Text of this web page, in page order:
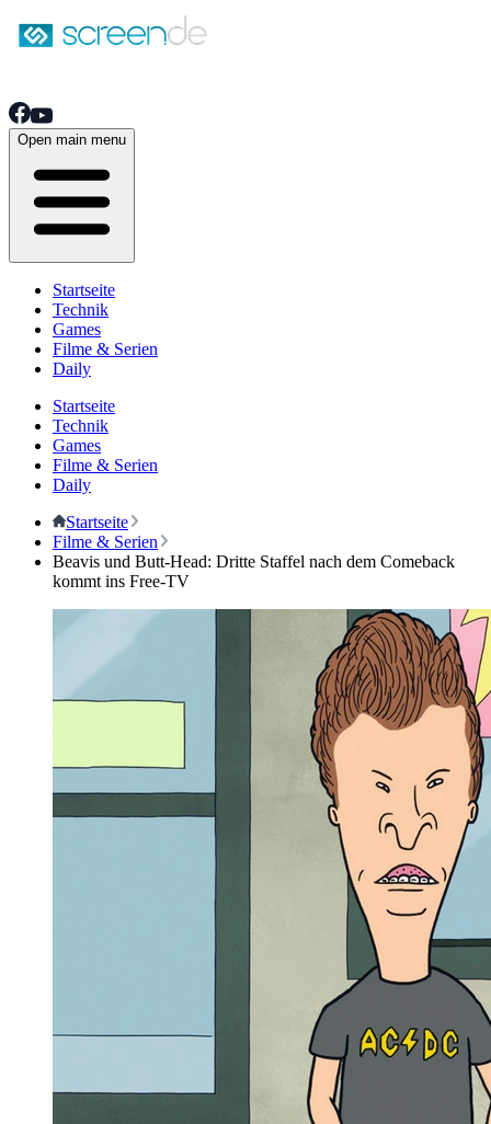
Open main menu
Startseite
Technik
Games
Filme & Serien
Daily
Startseite
Technik
Games
Filme & Serien
Daily
Startseite
Filme & Serien
Beavis und Butt-Head: Dritte Staffel nach dem Comeback
kommt ins Free-TV